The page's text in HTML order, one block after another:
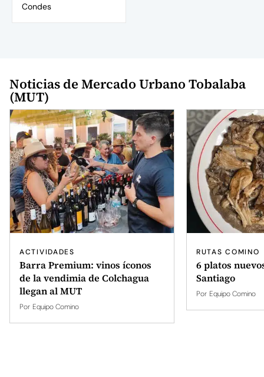
Condes
Noticias de Mercado Urbano Tobalaba
(MUT)
ACTIVIDADES
Barra Premium: vinos íconos
de la vendimia de Colchagua
llegan al MUT
Por Equipo Comino
RUTAS COMINO
6 platos
Santiago
Por Equipo Comino